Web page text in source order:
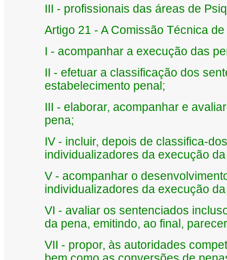
III - profissionais das áreas de
Artigo 21 - A Comissão Técnica
I - acompanhar a execução das
II - efetuar a classificação dos
estabelecimento penal;
III - elaborar, acompanhar e
pena;
IV - incluir, depois de classifica-
individualizadores da execução
V - acompanhar o
individualizadores da execução
VI - avaliar os sentenciados
da pena, emitindo, ao final,
VII - propor, às autoridades